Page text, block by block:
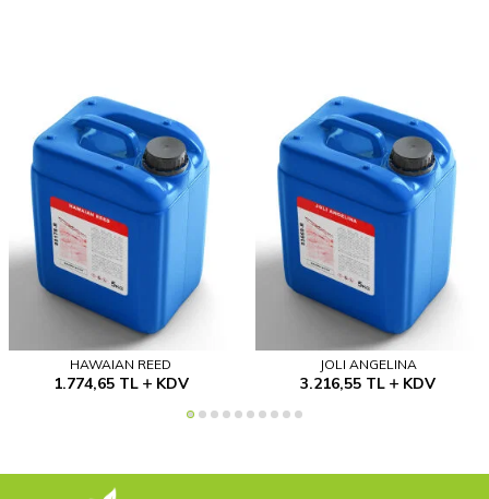
HAWAIAN REED
1.774,65TL KDV
JOLI ANGELINA
3.216,55 TL KDV